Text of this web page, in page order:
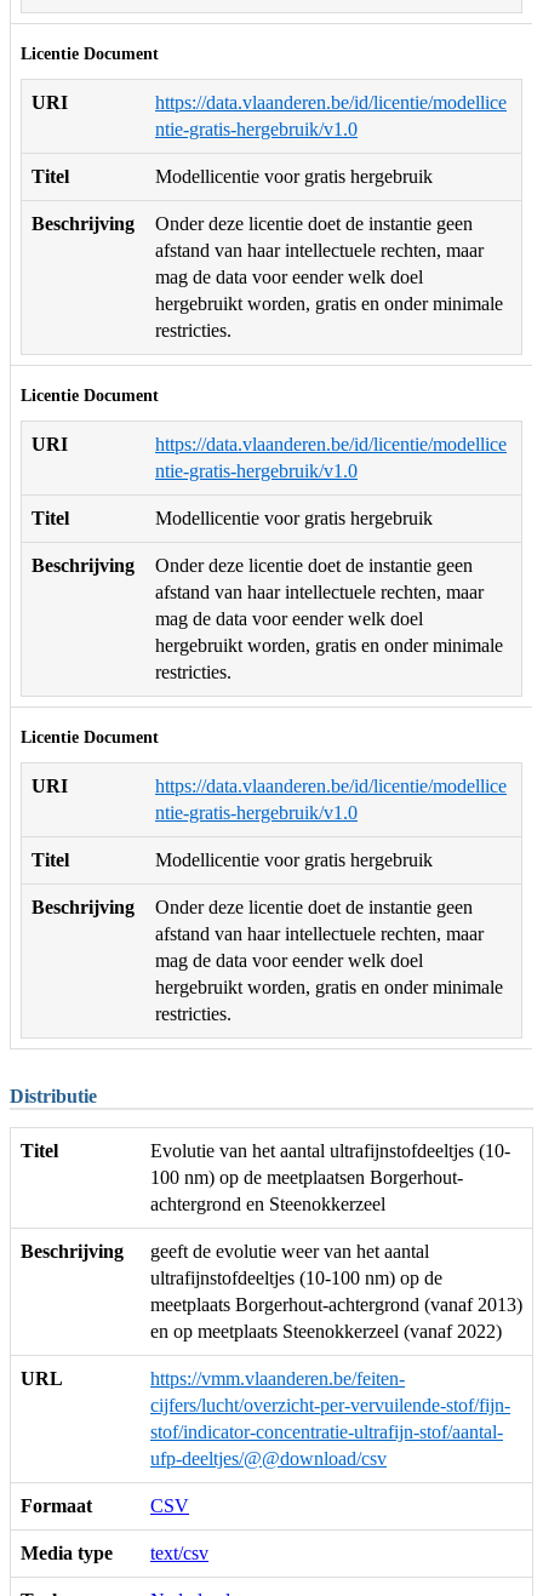
Licentie Document
URI
https://data.vlaanderen.be/id/licentie/modellice
ntie-gratis-hergebruik/v1.0
Titel Modellicentie voor gratis hergebruik
Beschrijving
Onder deze licentie doet de instantie geen
afstand van haar intellectuele rechten, maar
mag de data voor eender welk doel
hergebruikt worden, gratis en onder minimale
restricties.
Licentie Document
URI
https://data.vlaanderen.be/id/licentie/modellice
ntie-gratis-hergebruik/v1.0
Titel Modellicentie voor gratis hergebruik
Beschrijving
Onder deze licentie doet de instantie geen
afstand van haar intellectuele rechten, maar
mag de data voor eender welk doel
hergebruikt worden, gratis en onder minimale
restricties.
Licentie Document
URI
https://data.vlaanderen.be/id/licentie/modellice
ntie-gratis-hergebruik/v1.0
Titel Modellicentie voor gratis hergebruik
Beschrijving
Onder deze licentie doet de instantie geen
afstand van haar intellectuele rechten, maar
mag de data voor eender welk doel
hergebruikt worden, gratis en onder minimale
restricties.
Distributie
Titel
Evolutie van het aantal ultrafijnstofdeeltjes (10-
100 nm) op de meetplaatsen Borgerhout-
achtergrond en Steenokkerzeel
Beschrijving
geeft de evolutie weer van het aantal
ultrafijnstofdeeltjes (10-100 nm) op de
meetplaats Borgerhout-achtergrond (vanaf 2013)
en op meetplaats Steenokkerzeel (vanaf 2022)
URL
https://vmm.vlaanderen.be/feiten-
cijfers/lucht/overzicht-per-vervuilende-stof/fijn-
stof/indicator-concentratie-ultrafijn-stof/aantal-
ufp-deeltjes/@@download/csv
Formaat CSV
Media type text/csv